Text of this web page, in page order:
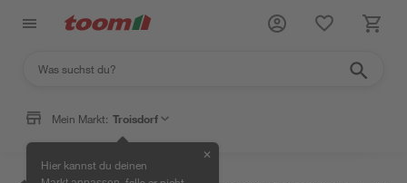
Mein Markt: Troisdorf
Hier kannst du deinen
✕